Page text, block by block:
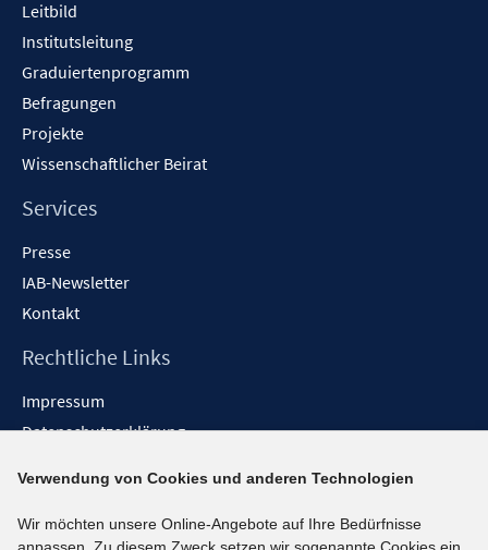
Leitbild
Institutsleitung
Graduiertenprogramm
Befragungen
Projekte
Wissenschaftlicher Beirat
Services
Presse
IAB-Newsletter
Kontakt
Rechtliche Links
Impressum
Datenschutzerklärung
Barrieren melden
Social-Media-Kanäle
Verwendung von Cookies und anderen Technologien
Wir möchten unsere Online-Angebote auf Ihre Bedürfnisse